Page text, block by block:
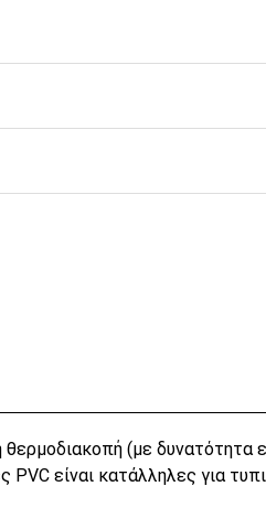
(με δυνατότητα
είναι κατάλληλες για